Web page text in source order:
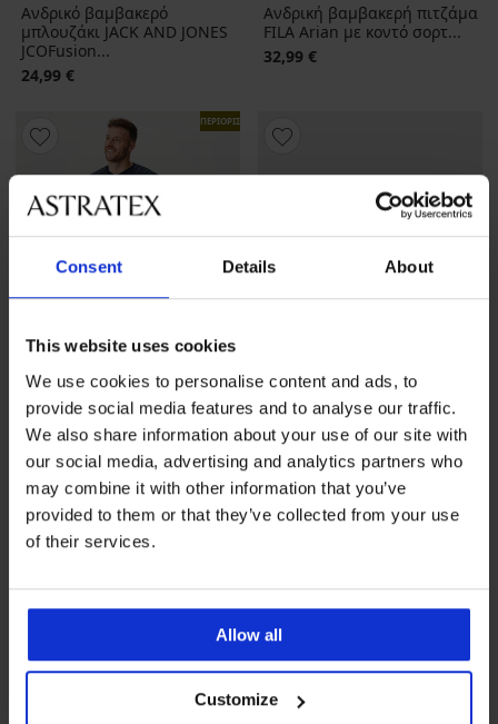
Consent Details About
This website uses cookies
We use cookies to personalise content and ads, to
provide social media features and to analyse our traffic.
We also share information about your use of our site with
our social media, advertising and analytics partners who
may combine it with other information that you’ve
provided to them or that they’ve collected from your use
of their services.
Allow all
Customize
Ανδρικό βαμβακερό
μπλουζάκι JACK AND JONES
JCOFusion...
24,99 €
Ανδρική βαμβακερή πιτζάμα
FILA Arian με κοντό σορτ...
32,99 €
ΠΕΡΙΟΡΙΣΜΕΝΑ
Ξεπούλημα -30%
Πιτζάμα Aries μακριά
Έκπτωση
37,09 € Αρχική τιμή
52,99 €
Ξεπούλημα -30%
3PACK Βαμβακερό μποξεράκι
JACK AND JONES JACColton